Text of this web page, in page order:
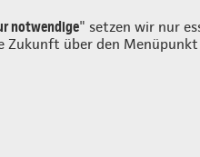
notwendige" setzen wir nur
Zukunft über den Menüpunkt
Login